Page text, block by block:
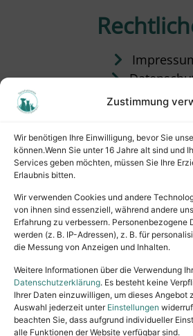
Zustimmung
Wir benötigen Ihre Einwilligung, bevor Sie
können.Wenn Sie unter 16 Jahre alt sind und
Services geben möchten, müssen Sie Ihre
Erlaubnis bitten.
Wir verwenden Cookies und andere
von ihnen sind essenziell, während andere
Erfahrung zu verbessern. Personenbezogene
werden (z. B. IP-Adressen), z. B. für
die Messung von Anzeigen und Inhalten.
Weitere Informationen über die Verwendung
Datenschutzerklärung. Es besteht keine
Ihrer Daten einzuwilligen, um dieses Angebot
Auswahl jederzeit unter Einstellungen
beachten Sie, dass aufgrund individueller
alle Funktionen der Website verfügbar sind.
Satzung
Copyright © 2024. All
Tel.: (02631) 55356
Ludwigshof 1, 56567